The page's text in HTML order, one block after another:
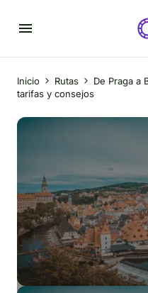
Inicio Rutas
De Praga a
tarifas y consejos